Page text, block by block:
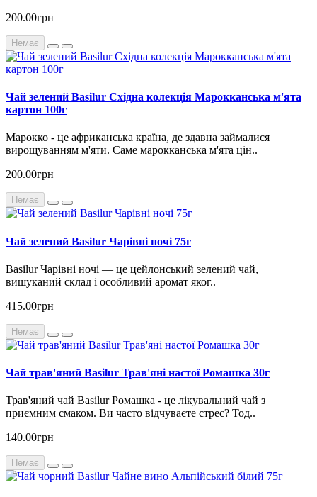
200.00грн
Немає
Чай зелений Basilur Східна колекція Марокканська м'ята
картон 100г
Марокко - це африканська країна, де здавна займалися
вирощуванням м'яти. Саме марокканська м'ята цін..
200.00грн
Немає
Чай зелений Basilur Чарівні ночі 75г
Basilur Чарівні ночі — це цейлонський зелений чай,
вишуканий склад і особливий аромат яког..
415.00грн
Немає
Чай трав'яний Basilur Трав'яні настої Ромашка 30г
Трав'яний чай Basilur Ромашка - це лікувальний чай з
приємним смаком. Ви часто відчуваєте стрес? Тод..
140.00грн
Немає